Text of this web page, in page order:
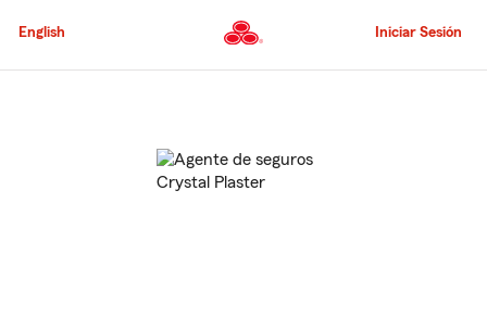
al
principal
English Iniciar Sesión